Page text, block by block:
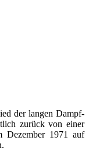
der langen Dampf-
zurück von einer
Dezember 1971 auf